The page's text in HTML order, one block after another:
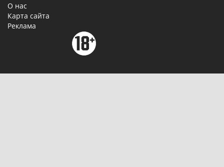
О нас
Карта сайта
Реклама